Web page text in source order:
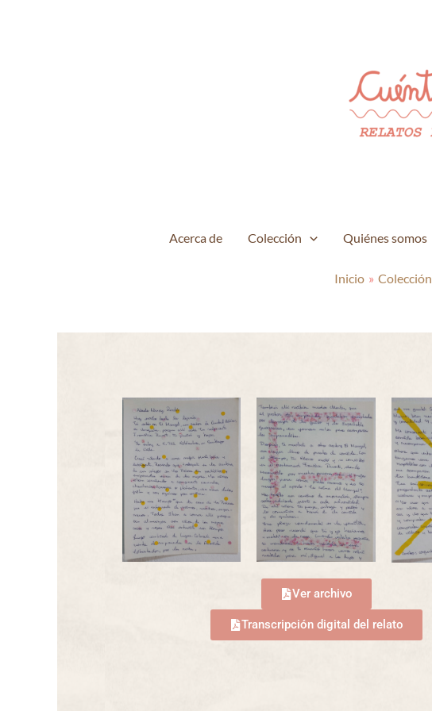
Acerca de Colección Quiénes somos
Inicio Colección
Ver archivo
Transcripción digital del relato